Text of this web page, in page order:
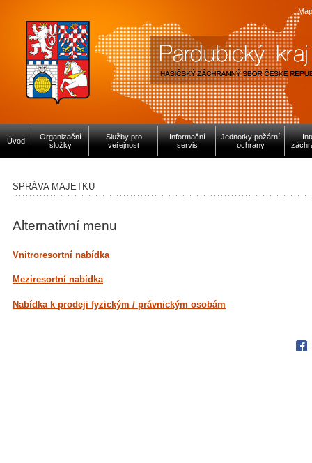
Úvod
Organizační
složky
Služby pro
veřejnost
Informační
servis
Jednotky požární
ochrany
SPRÁVA MAJETKU
Alternativní menu
Vnitroresortní nabídka
Meziresortní nabídka
Nabídka k prodeji fyzickým / právnickým osobám